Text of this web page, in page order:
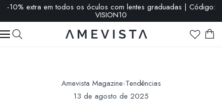
-10% extra em todos os óculos com lentes graduadas | Código:
VISION10
Amevista Magazine›Tendências
13 de agosto de 2025